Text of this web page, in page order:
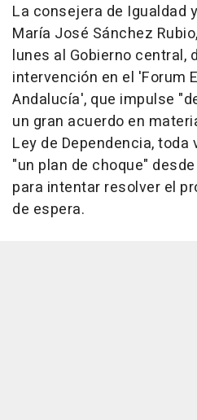
La consejera de Igualdad
María José Sánchez
lunes al Gobierno central,
intervención en el 'Forum
Andalucía', que impulse
un gran acuerdo en
Ley de Dependencia,
"un plan de choque"
para intentar resolver el
de espera.